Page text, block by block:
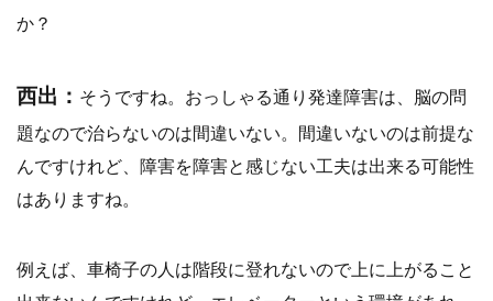
か？
西出： そうですね。おっしゃる通り発達障害は、脳の問
題なので治らないのは間違いない。間違いないのは前提な
んですけれど、障害を障害と感じない工夫は出来る可能性
はありますね。
例えば、車椅子の人は階段に登れないので上に上がること